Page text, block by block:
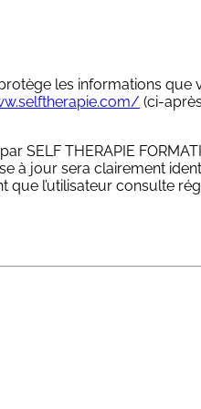
les informations que
(ci-
SELF THERAPIE
à jour sera clairement
que l’utilisateur consulte